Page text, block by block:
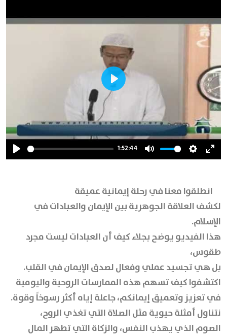
Play
1:52:44
Mute Settings
Play
انطلقوا معنا في رحلة إيمانية عميقة
لكشف العلاقة الجوهرية بين الإيمان والعبادات في
الإسلام.
هذا الفيديو يوضح بجلاء كيف أن العبادات ليست مجرد
طقوس،
بل هي تجسيد عملي وفعال لصدق الإيمان في القلب.
اكتشفوا كيف تسهم هذه الممارسات الروحية واليومية
في تعزيز وتعميق إيمانكم، جاعلة إياه أكثر رسوخاً وقوة.
نتناول أمثلة حيوية مثل الصلاة التي تغذي الروح،
الصوم الذي يهذب النفس، والزكاة التي تطهر المال